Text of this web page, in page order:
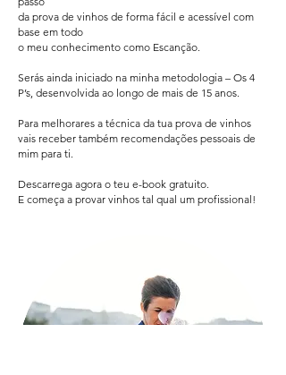
da prova de vinhos de forma fácil e acessível com
base em todo
o meu conhecimento como Escanção.
Serás ainda iniciado na minha metodologia – Os 4
P’s, desenvolvida ao longo de mais de 15 anos.
Para melhorares a técnica da tua prova de vinhos
vais receber também recomendações pessoais de
mim para ti.
Descarrega agora o teu e-book gratuito.
E começa a provar vinhos tal qual um profissional!